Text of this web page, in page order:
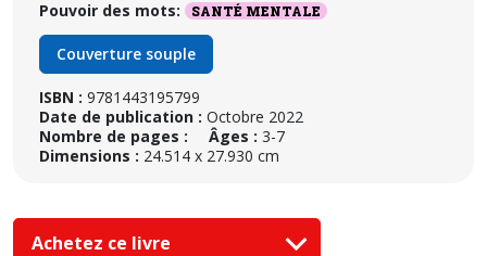
Pouvoir des mots:
SANTÉ MENTALE
Couverture souple
ISBN : 9781443195799
Date de publication : Octobre 2022
Nombre de pages :
Âges : 3-7
Dimensions : 24.514 x 27.930 cm
Achetez ce livre